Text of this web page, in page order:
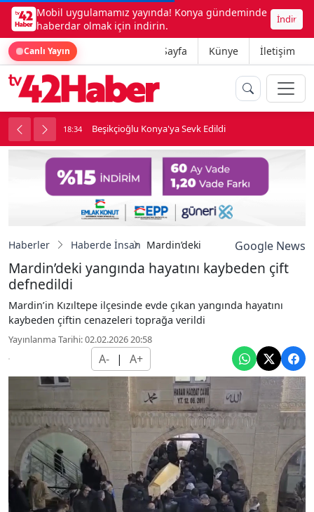
Mobil uygulamamız yayında! Konya gündeminde
haberdar olmak için indirin.
İndir
Canlı Yayın Ana Sayfa Künye İletişim
girdi 18:34 Beşikçioğlu Konya'ya Sevk Edildi
Haberler Haberde İnsan Mardin’deki yangında hayatını
Google News
Mardin’deki yangında hayatını kaybeden çift
defnedildi
Mardin’in Kızıltepe ilçesinde evde çıkan yangında hayatını
kaybeden çiftin cenazeleri toprağa verildi
Yayınlanma Tarihi: 02.02.2026 20:58
A- | A+